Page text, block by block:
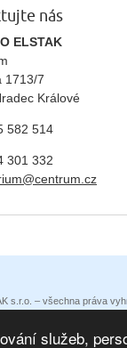
služeb,
nás
ELSTAK
1713/7
Králové
582 514
301 332
s.r.o. – všechna práva
|eBRÁNA eshop